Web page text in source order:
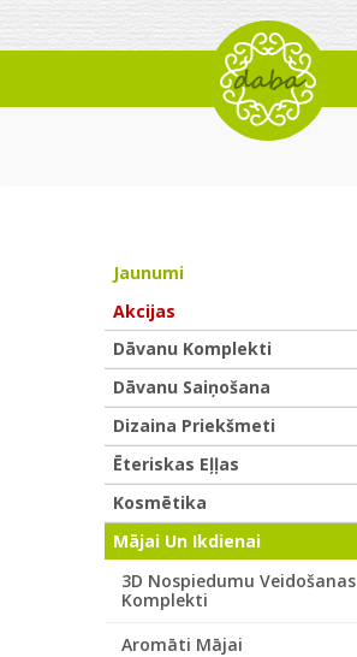
Jaunumi
Akcijas
Dāvanu Komplekti
Dāvanu Saiņošana
Dizaina Priekšmeti
Ēteriskas Eļļas
Kosmētika
Mājai Un Ikdienai
3D Nospiedumu Veidošanas
Komplekti
Aromāti Mājai